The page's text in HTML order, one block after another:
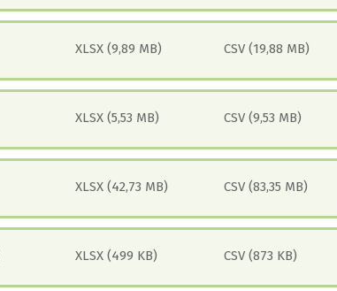
XLSX (9,89 MB) CSV (19,88 MB)
XLSX (5,53 MB) CSV (9,53 MB)
XLSX (42,73 MB) CSV (83,35 MB)
XLSX (499 KB) CSV (873 KB)